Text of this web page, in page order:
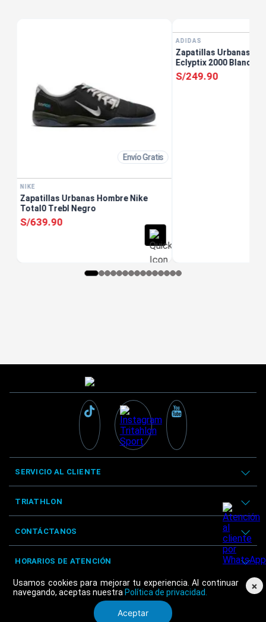
Usamos cookies para mejorar tu experiencia. Al continuar
navegando, aceptas nuestra Política de privacidad.
Aceptar
×
Envío Gratis
NIKE
Zapatillas Urbanas Hombre Nike
Total0 Trebl Negro
S/639.90
ADIDAS
Zapatillas Urbanas
Eclyptix 2000 Blanco
S/249.90
SERVICIO AL CLIENTE
TRIATHLON
CONTÁCTANOS
HORARIOS DE ATENCIÓN
© Triathlon 2025 - Derechos reservados